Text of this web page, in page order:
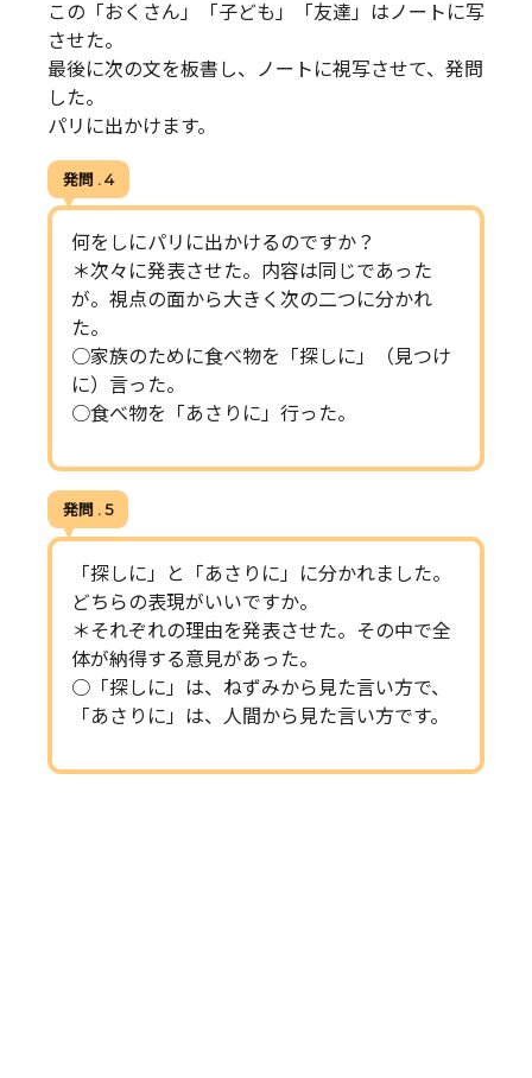
この「おくさん」「子ども」「友達」はノートに写
させた。
最後に次の文を板書し、ノートに視写させて、発問
した。
パリに出かけます。
発問 . 4
何をしにパリに出かけるのですか？
＊次々に発表させた。内容は同じであった
が。視点の面から大きく次の二つに分かれ
た。
○家族のために食べ物を「探しに」（見つけ
に）言った。
○食べ物を「あさりに」行った。
発問 . 5
「探しに」と「あさりに」に分かれました。
どちらの表現がいいですか。
＊それぞれの理由を発表させた。その中で全
体が納得する意見があった。
○「探しに」は、ねずみから見た言い方で、
「あさりに」は、人間から見た言い方です。